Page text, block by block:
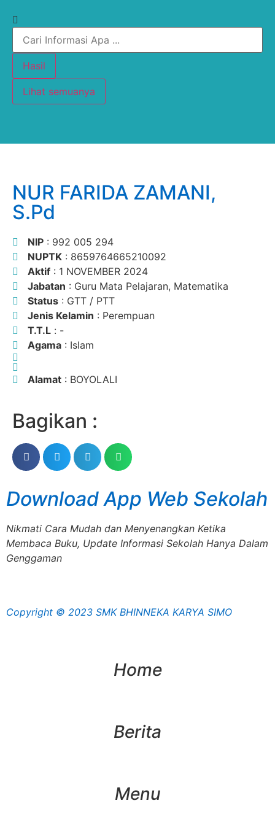
Hasil
Lihat semuanya
NUR FARIDA ZAMANI,
S.Pd
NIP : 992 005 294
NUPTK : 8659764665210092
Aktif : 1 NOVEMBER 2024
Jabatan : Guru Mata Pelajaran, Matematika
Status : GTT / PTT
Jenis Kelamin : Perempuan
T.T.L : -
Agama : Islam
Alamat : BOYOLALI
Bagikan :
Download App Web Sekolah
Nikmati Cara Mudah dan Menyenangkan Ketika
Membaca Buku, Update Informasi Sekolah Hanya Dalam
Genggaman
Copyright © 2023 SMK BHINNEKA KARYA SIMO
Home
Berita
Menu